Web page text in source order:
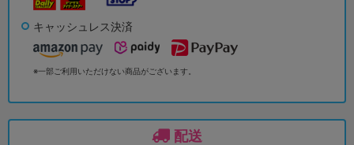
キャッシュレス決済
※一部ご利用いただけない商品がございます。
配送